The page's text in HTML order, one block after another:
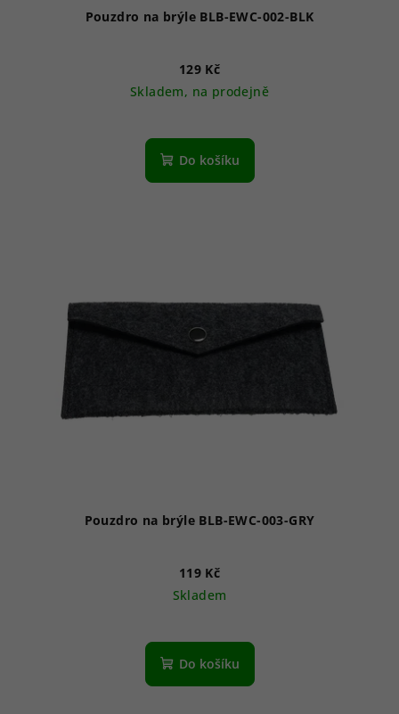
Pouzdro na brýle BLB-EWC-002-BLK
129 Kč
Skladem, na prodejně
Do košíku
Pouzdro na brýle BLB-EWC-003-GRY
119 Kč
Skladem
Do košíku